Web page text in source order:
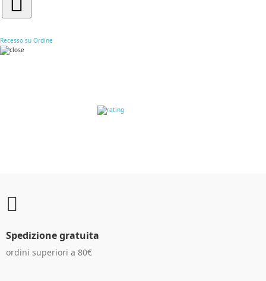
Recesso su Ordine
RECENSIONI DEI
Spedizione gratuita
ordini superiori a 80€